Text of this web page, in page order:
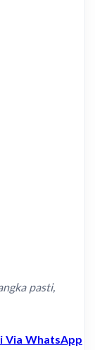
pasti,
Via WhatsApp